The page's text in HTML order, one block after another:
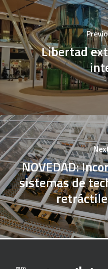
Libertad
NOVEDAD:
sistemas de